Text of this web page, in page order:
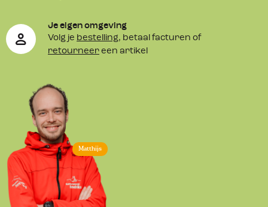
Matthijs
Je eigen omgeving
Volg je bestelling, betaal facturen of
retourneer een artikel